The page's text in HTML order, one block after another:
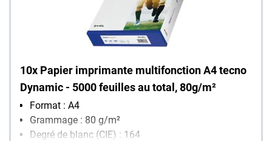
10x Papier imprimante multifonction A4 tecno
Dynamic - 5000 feuilles au total, 80g/m²
Format : A4
Grammage : 80 g/m²
Degré de blanc (CIE) : 164